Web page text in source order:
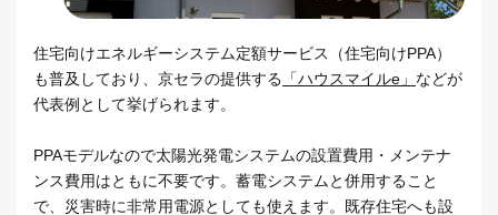
住宅向けエネルギーシステム定額サービス（住宅向けPPA）
も普及しており、京セラの提供する 「ハウスマイルe」 などが
代表例として挙げられます。
PPAモデルなので太陽光発電システムの設置費用・メンテナ
ンス費用はともに不要です。蓄電システムと併用すること
で、災害時に非常用電源としても使えます。既存住宅へも設